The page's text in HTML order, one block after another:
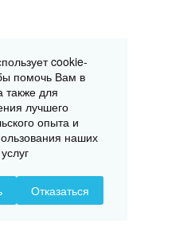
cookie-
помочь Вам в
также для
лучшего
опыта и
наших
Отказаться